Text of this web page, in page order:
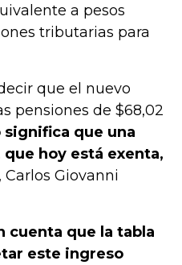
a pesos
tributarias para
que el nuevo
pensiones de $68,02
significa que una
hoy está exenta,
Giovanni
cuenta que la tabla
este ingreso